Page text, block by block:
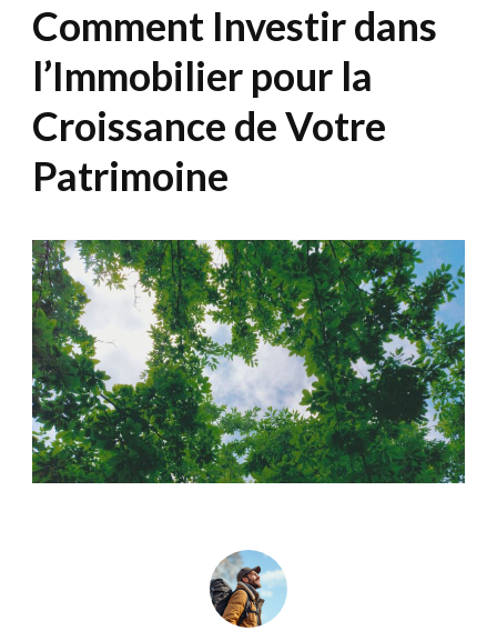
Comment Investir dans
l’Immobilier pour la
Croissance de Votre
Patrimoine